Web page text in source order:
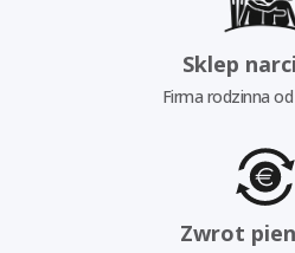
Sklep
Firma rodzinna
Zwrot